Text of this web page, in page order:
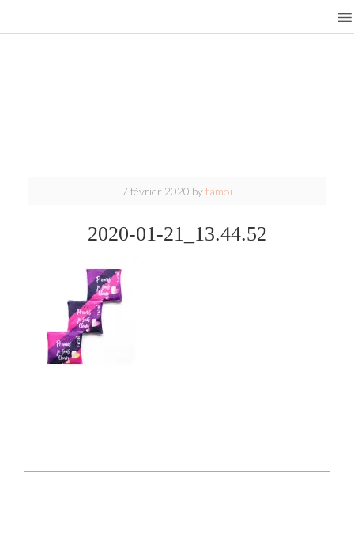
7 février 2020 bytamoi
2020-01-21_13.44.52